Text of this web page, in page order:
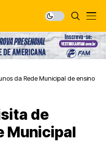
da Rede Municipal de ensino
de
Municipal